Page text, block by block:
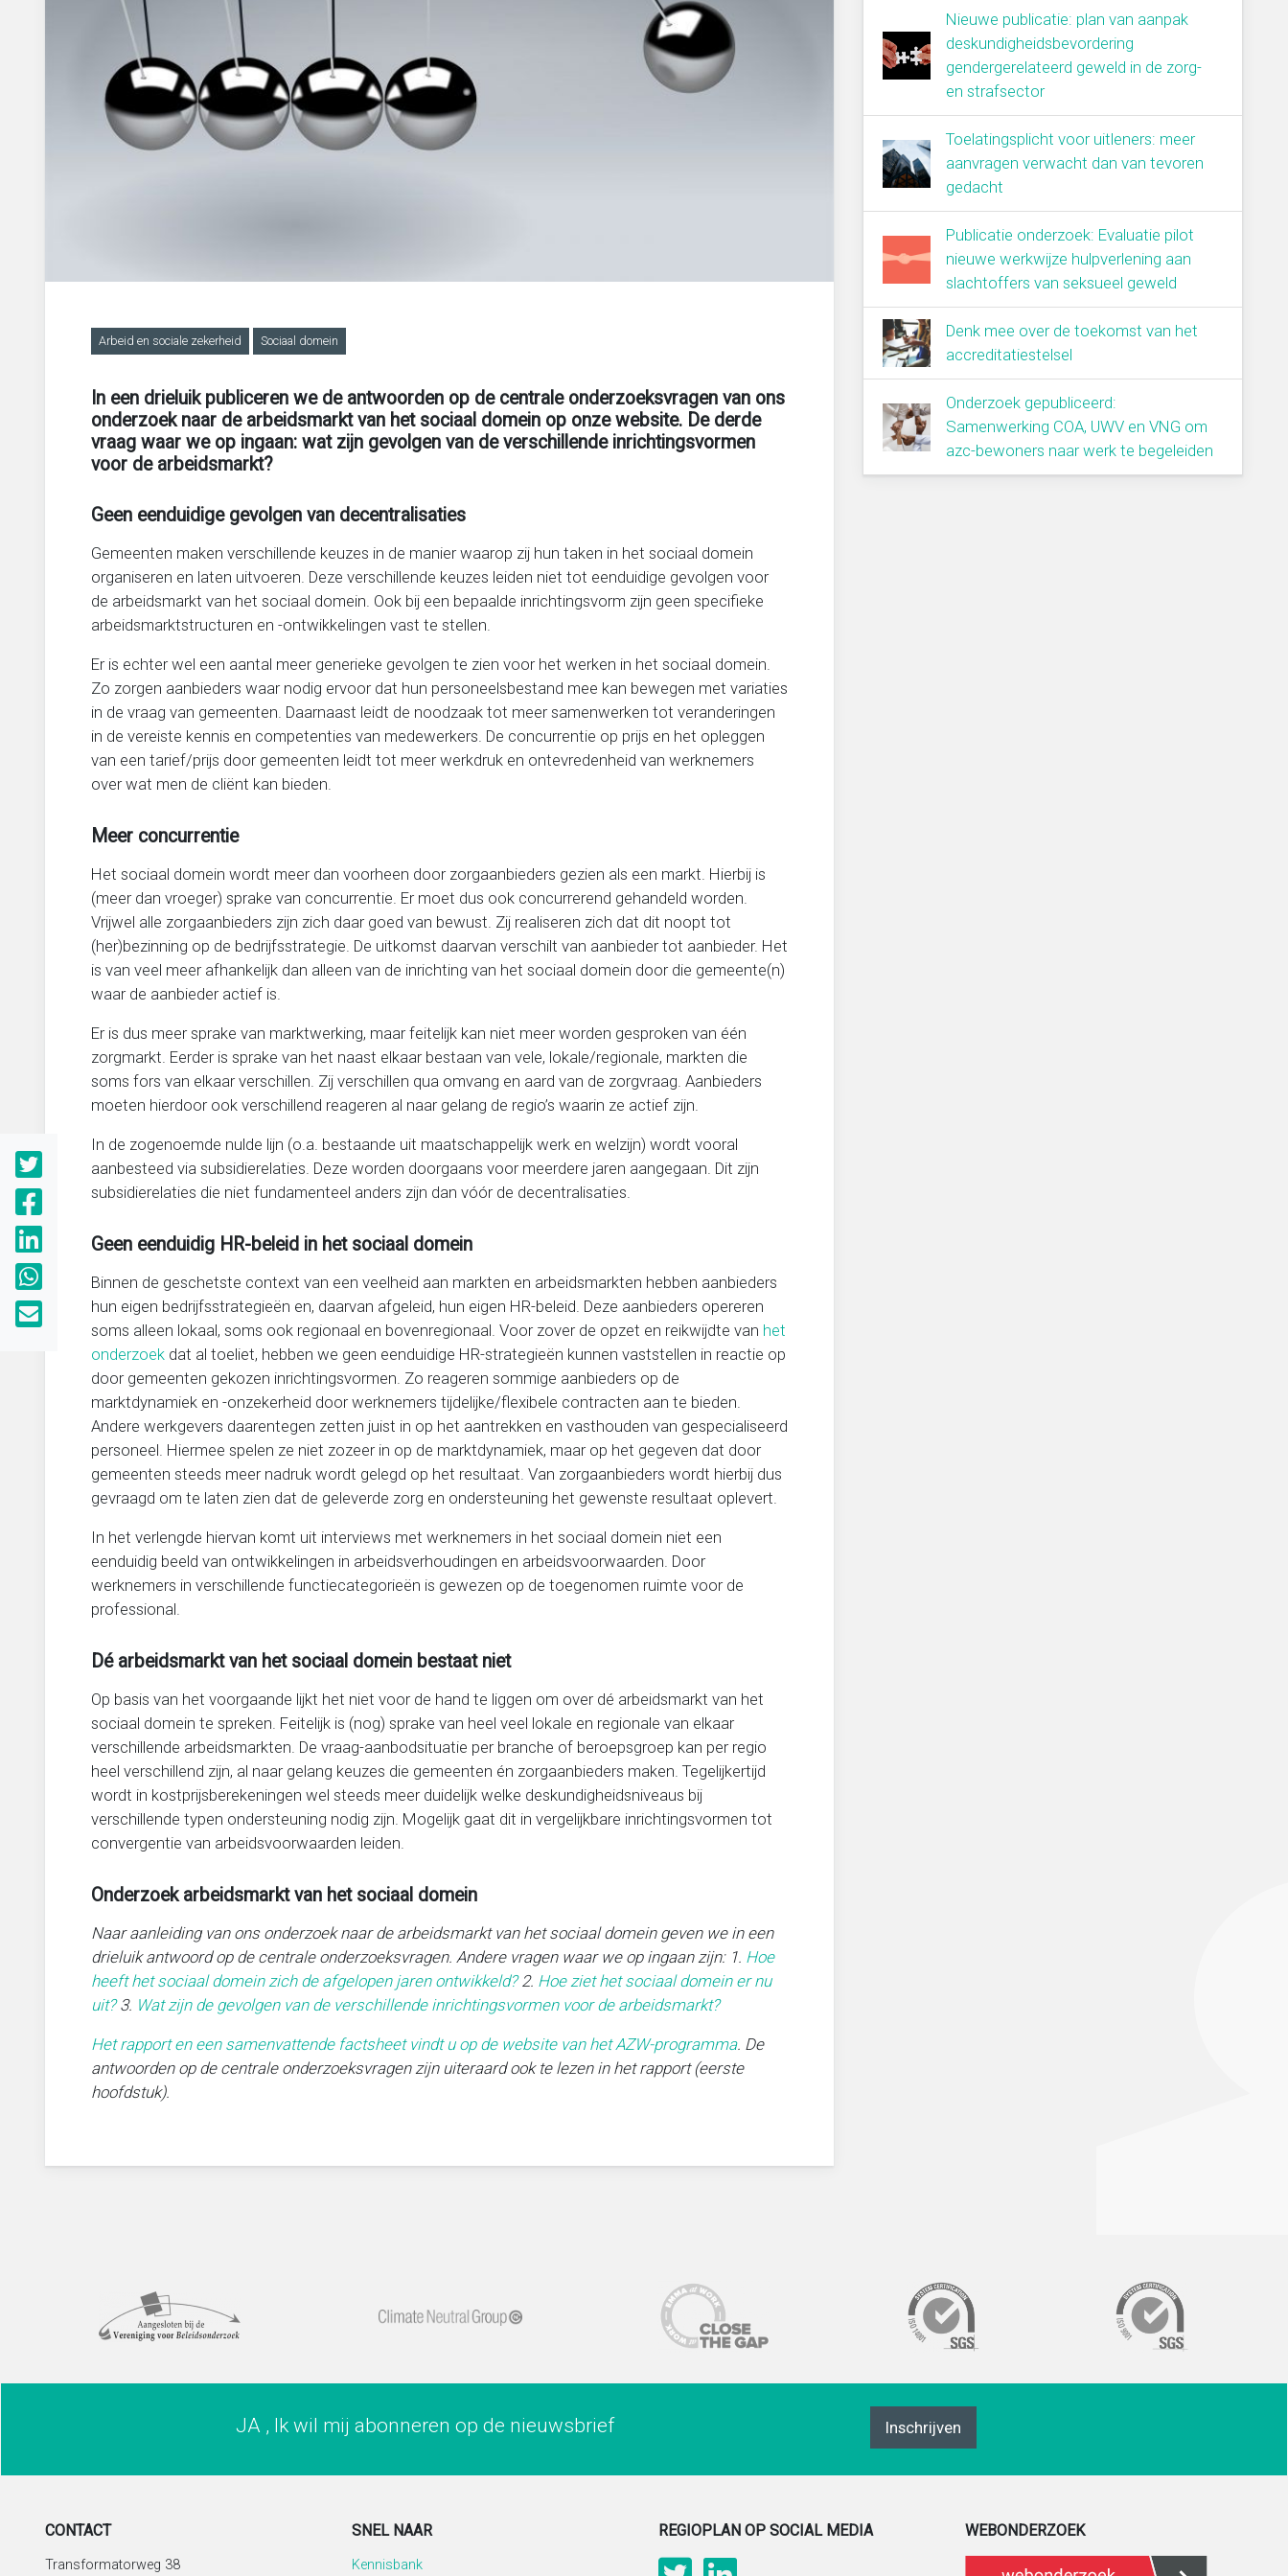
Migratie, integratie en diversiteit
Arbeid en sociale zekerheid Sociaal domein
In een drieluik publiceren we de antwoorden op de centrale onderzoeksvragen van ons
onderzoek naar de arbeidsmarkt van het sociaal domein op onze website. De derde
vraag waar we op ingaan: wat zijn gevolgen van de verschillende inrichtingsvormen
voor de arbeidsmarkt?
Geen eenduidige gevolgen van decentralisaties
Gemeenten maken verschillende keuzes in de manier waarop zij hun taken in het sociaal domein
organiseren en laten uitvoeren. Deze verschillende keuzes leiden niet tot eenduidige gevolgen voor
de arbeidsmarkt van het sociaal domein. Ook bij een bepaalde inrichtingsvorm zijn geen specifieke
arbeidsmarktstructuren en -ontwikkelingen vast te stellen.
Er is echter wel een aantal meer generieke gevolgen te zien voor het werken in het sociaal domein.
Zo zorgen aanbieders waar nodig ervoor dat hun personeelsbestand mee kan bewegen met variaties
in de vraag van gemeenten. Daarnaast leidt de noodzaak tot meer samenwerken tot veranderingen
in de vereiste kennis en competenties van medewerkers. De concurrentie op prijs en het opleggen
van een tarief/prijs door gemeenten leidt tot meer werkdruk en ontevredenheid van werknemers
over wat men de cliënt kan bieden.
Meer concurrentie
Het sociaal domein wordt meer dan voorheen door zorgaanbieders gezien als een markt. Hierbij is
(meer dan vroeger) sprake van concurrentie. Er moet dus ook concurrerend gehandeld worden.
Vrijwel alle zorgaanbieders zijn zich daar goed van bewust. Zij realiseren zich dat dit noopt tot
(her)bezinning op de bedrijfsstrategie. De uitkomst daarvan verschilt van aanbieder tot aanbieder. Het
is van veel meer afhankelijk dan alleen van de inrichting van het sociaal domein door die gemeente(n)
waar de aanbieder actief is.
Er is dus meer sprake van marktwerking, maar feitelijk kan niet meer worden gesproken van één
zorgmarkt. Eerder is sprake van het naast elkaar bestaan van vele, lokale/regionale, markten die
soms fors van elkaar verschillen. Zij verschillen qua omvang en aard van de zorgvraag. Aanbieders
moeten hierdoor ook verschillend reageren al naar gelang de regio’s waarin ze actief zijn.
In de zogenoemde nulde lijn (o.a. bestaande uit maatschappelijk werk en welzijn) wordt vooral
aanbesteed via subsidierelaties. Deze worden doorgaans voor meerdere jaren aangegaan. Dit zijn
subsidierelaties die niet fundamenteel anders zijn dan vóór de decentralisaties.
Geen eenduidig HR-beleid in het sociaal domein
Binnen de geschetste context van een veelheid aan markten en arbeidsmarkten hebben aanbieders
hun eigen bedrijfsstrategieën en, daarvan afgeleid, hun eigen HR-beleid. Deze aanbieders opereren
soms alleen lokaal, soms ook regionaal en bovenregionaal. Voor zover de opzet en reikwijdte van het
onderzoek dat al toeliet, hebben we geen eenduidige HR-strategieën kunnen vaststellen in reactie op
door gemeenten gekozen inrichtingsvormen. Zo reageren sommige aanbieders op de
marktdynamiek en -onzekerheid door werknemers tijdelijke/flexibele contracten aan te bieden.
Andere werkgevers daarentegen zetten juist in op het aantrekken en vasthouden van gespecialiseerd
personeel. Hiermee spelen ze niet zozeer in op de marktdynamiek, maar op het gegeven dat door
gemeenten steeds meer nadruk wordt gelegd op het resultaat. Van zorgaanbieders wordt hierbij dus
gevraagd om te laten zien dat de geleverde zorg en ondersteuning het gewenste resultaat oplevert.
In het verlengde hiervan komt uit interviews met werknemers in het sociaal domein niet een
eenduidig beeld van ontwikkelingen in arbeidsverhoudingen en arbeidsvoorwaarden. Door
werknemers in verschillende functiecategorieën is gewezen op de toegenomen ruimte voor de
professional.
Dé arbeidsmarkt van het sociaal domein bestaat niet
Op basis van het voorgaande lijkt het niet voor de hand te liggen om over dé arbeidsmarkt van het
sociaal domein te spreken. Feitelijk is (nog) sprake van heel veel lokale en regionale van elkaar
verschillende arbeidsmarkten. De vraag-aanbodsituatie per branche of beroepsgroep kan per regio
heel verschillend zijn, al naar gelang keuzes die gemeenten én zorgaanbieders maken. Tegelijkertijd
wordt in kostprijsberekeningen wel steeds meer duidelijk welke deskundigheidsniveaus bij
verschillende typen ondersteuning nodig zijn. Mogelijk gaat dit in vergelijkbare inrichtingsvormen tot
convergentie van arbeidsvoorwaarden leiden.
Onderzoek arbeidsmarkt van het sociaal domein
Naar aanleiding van ons onderzoek naar de arbeidsmarkt van het sociaal domein geven we in een
drieluik antwoord op de centrale onderzoeksvragen. Andere vragen waar we op ingaan zijn: 1. Hoe
heeft het sociaal domein zich de afgelopen jaren ontwikkeld?2. Hoe ziet het sociaal domein er nu
uit?3. Wat zijn de gevolgen van de verschillende inrichtingsvormen voor de arbeidsmarkt?
Het rapport en een samenvattende factsheet vindt u op de website van het AZW-programma. De
antwoorden op de centrale onderzoeksvragen zijn uiteraard ook te lezen in het rapport (eerste
hoofdstuk).
Nieuwe publicatie: plan van aanpak
deskundigheidsbevordering
gendergerelateerd geweld in de zorg-
en strafsector
Toelatingsplicht voor uitleners: meer
aanvragen verwacht dan van tevoren
gedacht
Publicatie onderzoek: Evaluatie pilot
nieuwe werkwijze hulpverlening aan
slachtoffers van seksueel geweld
Denk mee over de toekomst van het
accreditatiestelsel
Onderzoek gepubliceerd:
Samenwerking COA, UWV en VNG om
azc-bewoners naar werk te begeleiden
JA , Ik wil mij abonneren op de nieuwsbrief Inschrijven
CONTACT
Transformatorweg 38
SNEL NAAR
Kennisbank
REGIOPLAN OP SOCIAL MEDIA WEBONDERZOEK